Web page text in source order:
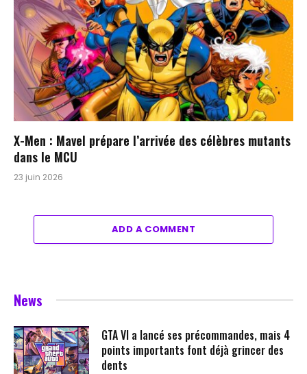
X-Men : Mavel prépare l’arrivée des célèbres mutants
dans le MCU
23 juin 2026
ADD A COMMENT
News
GTA VI a lancé ses précommandes, mais 4
points importants font déjà grincer des
dents